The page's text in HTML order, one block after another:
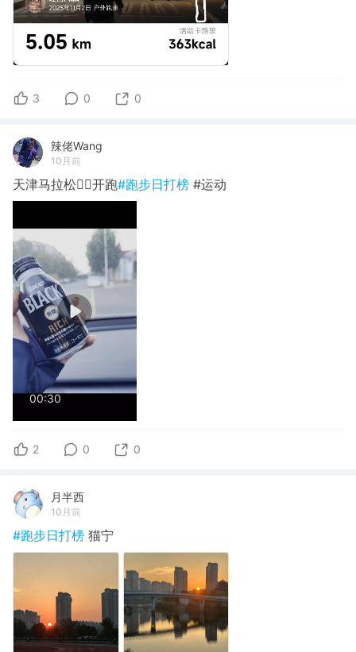
3 0 0
辣佬Wang
10月前
天津马拉松🏃‍♀️开跑#跑步日打榜 #运动
00:30
2 0 0
月半西
10月前
#跑步日打榜 猫宁